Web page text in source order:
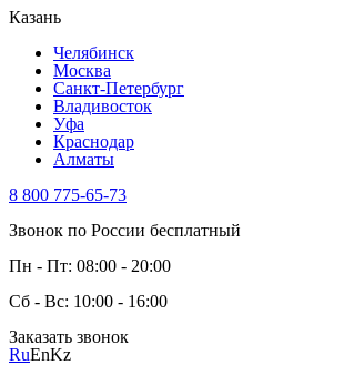
Казань
Челябинск
Москва
Санкт-Петербург
Владивосток
Уфа
Краснодар
Алматы
8 800 775-65-73
Звонок по России бесплатный
Пн - Пт: 08:00 - 20:00
Сб - Вс: 10:00 - 16:00
Заказать звонок
RuEnKz